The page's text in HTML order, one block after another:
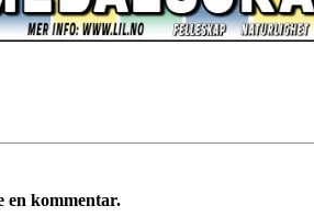
en kommentar.